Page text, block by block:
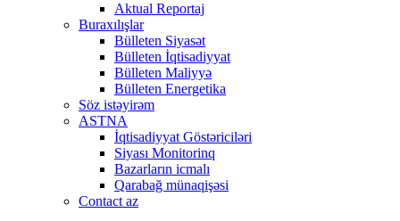
Aktual Reportaj
Buraxılışlar
Bülleten Siyasət
Bülleten İqtisadiyyat
Bülleten Maliyyə
Bülleten Energetika
Söz istəyirəm
ASTNA
İqtisadiyyat Göstəriciləri
Siyası Monitorinq
Bazarların icmalı
Qarabağ münaqişəsi
Contact az